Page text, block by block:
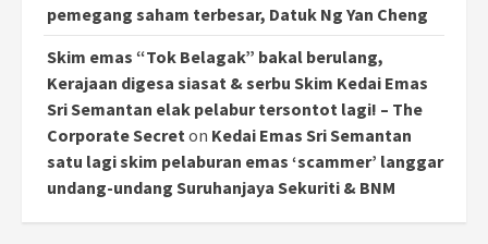
pemegang saham terbesar, Datuk Ng Yan Cheng
Skim emas “Tok Belagak” bakal berulang,
Kerajaan digesa siasat & serbu Skim Kedai Emas
Sri Semantan elak pelabur tersontot lagi! – The
Corporate Secret on Kedai Emas Sri Semantan
satu lagi skim pelaburan emas ‘scammer’ langgar
undang-undang Suruhanjaya Sekuriti & BNM